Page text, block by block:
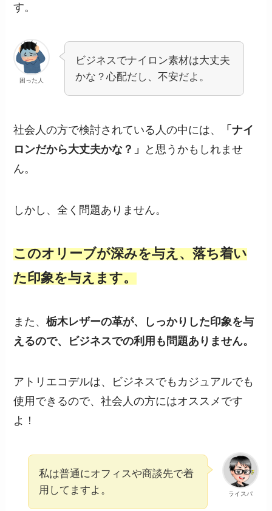
す。
困った人
ビジネスでナイロン素材は大丈夫
かな？心配だし、不安だよ。
社会人の方で検討されている人の中には、
「ナイ
ロンだから大丈夫かな？」
と思うかもしれませ
ん。
しかし、全く問題ありません。
このオリーブが深みを与え、落ち着い
た印象を与えます。
また、栃木レザーの革が、しっかりした印象を与
えるので、ビジネスでの利用も問題ありません。
アトリエコデルは、ビジネスでもカジュアルでも
使用できるので、社会人の方にはオススメです
よ！
ライスパ
私は普通にオフィスや商談先で着
用してますよ。